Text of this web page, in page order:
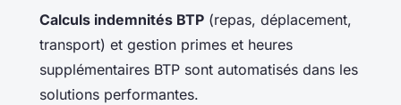
Calculs indemnités BTP (repas, déplacement,
transport) et gestion primes et heures
supplémentaires BTP sont automatisés dans les
solutions performantes.